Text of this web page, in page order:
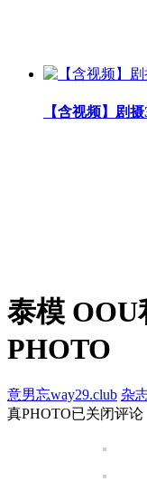
【含视频】剧
泰模
PHOTO
意男忘way29.club 杂
真PHOTO已关闭评论